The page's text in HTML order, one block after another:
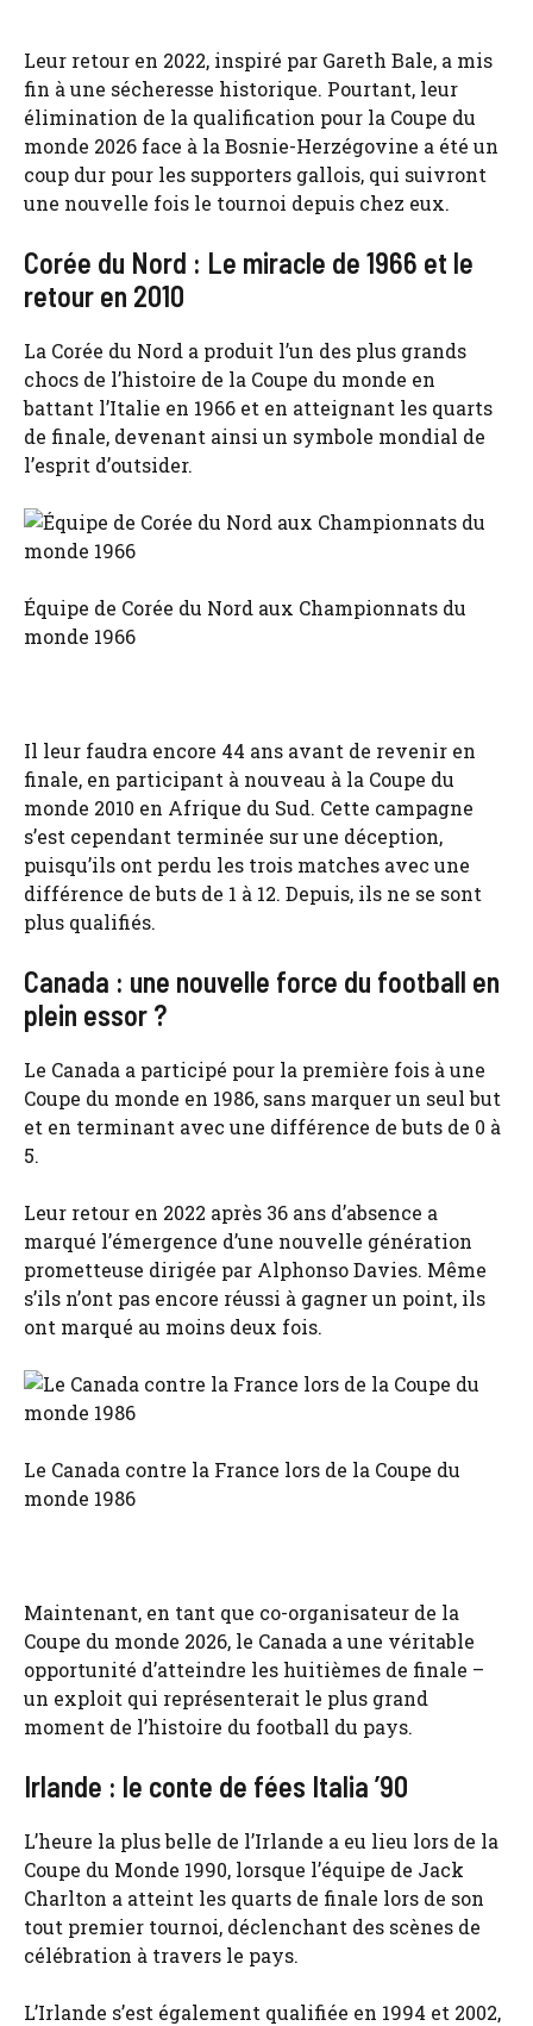
Leur retour en 2022, inspiré par Gareth Bale, a mis
fin à une sécheresse historique. Pourtant, leur
élimination de la qualification pour la Coupe du
monde 2026 face à la Bosnie-Herzégovine a été un
coup dur pour les supporters gallois, qui suivront
une nouvelle fois le tournoi depuis chez eux.
Corée du Nord : Le miracle de 1966 et le
retour en 2010
La Corée du Nord a produit l’un des plus grands
chocs de l’histoire de la Coupe du monde en
battant l’Italie en 1966 et en atteignant les quarts
de finale, devenant ainsi un symbole mondial de
l’esprit d’outsider.
Équipe de Corée du Nord aux Championnats du
monde 1966
Il leur faudra encore 44 ans avant de revenir en
finale, en participant à nouveau à la Coupe du
monde 2010 en Afrique du Sud. Cette campagne
s’est cependant terminée sur une déception,
puisqu’ils ont perdu les trois matches avec une
différence de buts de 1 à 12. Depuis, ils ne se sont
plus qualifiés.
Canada : une nouvelle force du football en
plein essor ?
Le Canada a participé pour la première fois à une
Coupe du monde en 1986, sans marquer un seul but
et en terminant avec une différence de buts de 0 à
5.
Leur retour en 2022 après 36 ans d’absence a
marqué l’émergence d’une nouvelle génération
prometteuse dirigée par Alphonso Davies. Même
s’ils n’ont pas encore réussi à gagner un point, ils
ont marqué au moins deux fois.
Le Canada contre la France lors de la Coupe du
monde 1986
Maintenant, en tant que co-organisateur de la
Coupe du monde 2026, le Canada a une véritable
opportunité d’atteindre les huitièmes de finale –
un exploit qui représenterait le plus grand
moment de l’histoire du football du pays.
Irlande : le conte de fées Italia ’90
L’heure la plus belle de l’Irlande a eu lieu lors de la
Coupe du Monde 1990, lorsque l’équipe de Jack
Charlton a atteint les quarts de finale lors de son
tout premier tournoi, déclenchant des scènes de
célébration à travers le pays.
L’Irlande s’est également qualifiée en 1994 et 2002,